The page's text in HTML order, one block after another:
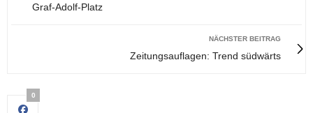
Graf-Adolf-Platz
NÄCHSTER BEITRAG
Zeitungsauflagen: Trend südwärts
0